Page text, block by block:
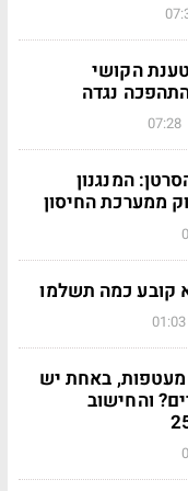
טענת הקושי
נגדה
07:28
המנגנון
ממערכת החיסון
קובע כמה תשלמו
01:03
באחת יש
והחישוב